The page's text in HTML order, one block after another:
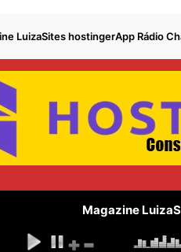
LuizaSites hostingerApp Rádio
Magazine Luiza